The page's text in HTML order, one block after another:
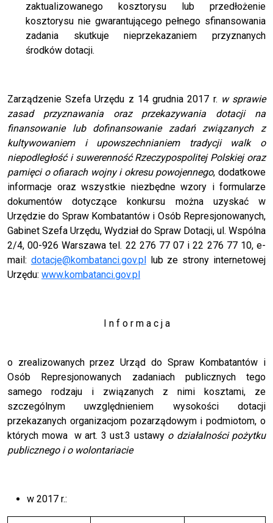
zaktualizowanego kosztorysu lub przedłożenie
kosztorysu nie gwarantującego pełnego sfinansowania
zadania skutkuje nieprzekazaniem przyznanych
środków dotacji.
Zarządzenie Szefa Urzędu z 14 grudnia 2017 r. w sprawie
zasad przyznawania oraz przekazywania dotacji na
finansowanie lub dofinansowanie zadań związanych z
kultywowaniem i upowszechnianiem tradycji walk o
niepodległość i suwerenność Rzeczypospolitej Polskiej oraz
pamięci o ofiarach wojny i okresu powojennego, dodatkowe
informacje oraz wszystkie niezbędne wzory i formularze
dokumentów dotyczące konkursu można uzyskać w
Urzędzie do Spraw Kombatantów i Osób Represjonowanych,
Gabinet Szefa Urzędu, Wydział do Spraw Dotacji, ul. Wspólna
2/4, 00-926 Warszawa tel. 22 276 77 07 i 22 276 77 10, e-
mail: dotacje@kombatanci.gov.pl
lub ze strony internetowej
Urzędu: www.kombatanci.gov.pl
I n f o r m a c j a
o zrealizowanych przez Urząd do Spraw Kombatantów i
Osób Represjonowanych zadaniach publicznych tego
samego rodzaju i związanych z nimi kosztami, ze
szczególnym uwzględnieniem wysokości dotacji
przekazanych organizacjom pozarządowym i podmiotom, o
których mowa w art. 3 ust.3 ustawy o działalności pożytku
publicznego i o wolontariacie
w 2017 r.: